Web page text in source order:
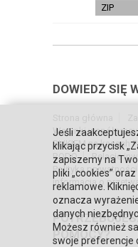
ZIP
DOWIEDZ SIĘ
Warunki współpracy
BLIKIEM na kasach
RODO
Relacje
Polityka prywatności
Informacja o
POMOCY?
Jeśli
klikając przycisk
zapiszemy na
pliki „cookies”
reklamowe.
oznacza
danych
Możesz również
swoje preferencje